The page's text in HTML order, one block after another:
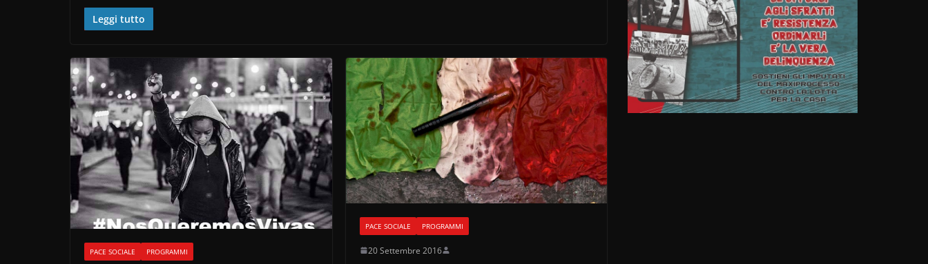
e
b
o
o
k
er
di
Leggi tutto
PACE SOCIALE PROGRAMMI
PACE SOCIALE PROGRAMMI
20 Settembre 2016